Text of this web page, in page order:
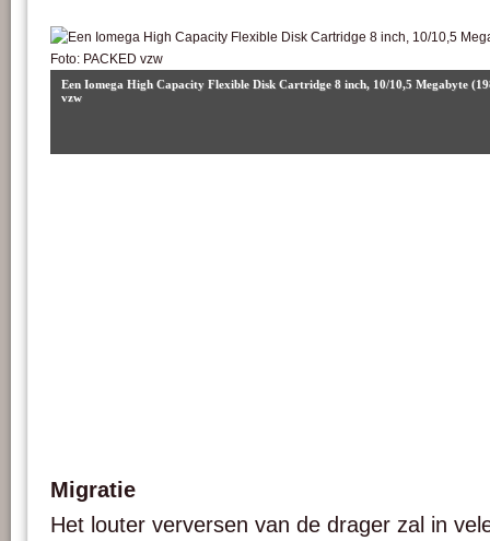
Een Iomega High Capacity Flexible Disk Cartridge 8 inch, 10/10,5 Megabyte
vzw
Migratie
Het louter verversen van de drager zal in